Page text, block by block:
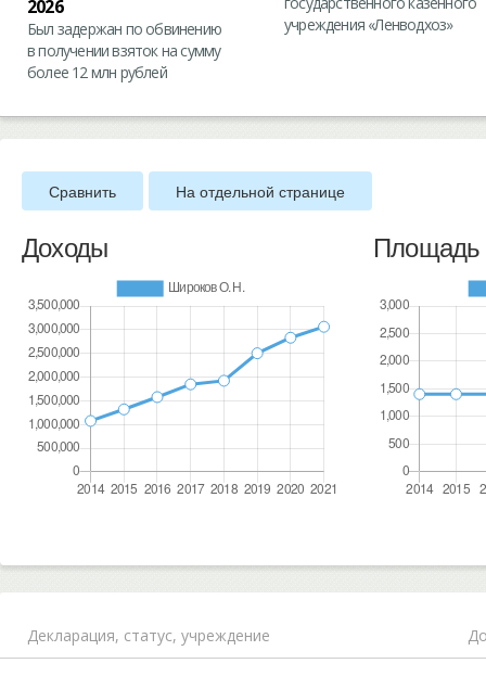
2026
Был задержан по обвинению
в получении взяток на сумму
более 12 млн рублей
учреждения «Ленводхоз»
Сравнить На отдельной странице
Доходы Площадь
Декларация, статус, учреждение